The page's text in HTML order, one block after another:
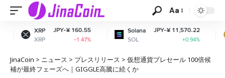
Aa
¥ 160.55
-1.47%
Solana
SOL
JPY-¥ 11,570.22
+0.94%
Dogecoin
DOGE
JinaCoin > ニュース > プレスリリース > 仮想通貨プレセール 100倍候
補が最終フェーズへ｜GIGGLE高騰に続くか